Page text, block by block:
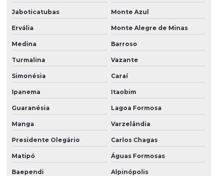
Jaboticatubas Monte Azul
Ervália Monte Alegre de Minas
Medina Barroso
Turmalina Vazante
Simonésia Caraí
Ipanema Itaobim
Guaranésia Lagoa Formosa
Manga Varzelândia
Presidente Olegário Carlos Chagas
Matipó Águas Formosas
Baependi Alpinópolis